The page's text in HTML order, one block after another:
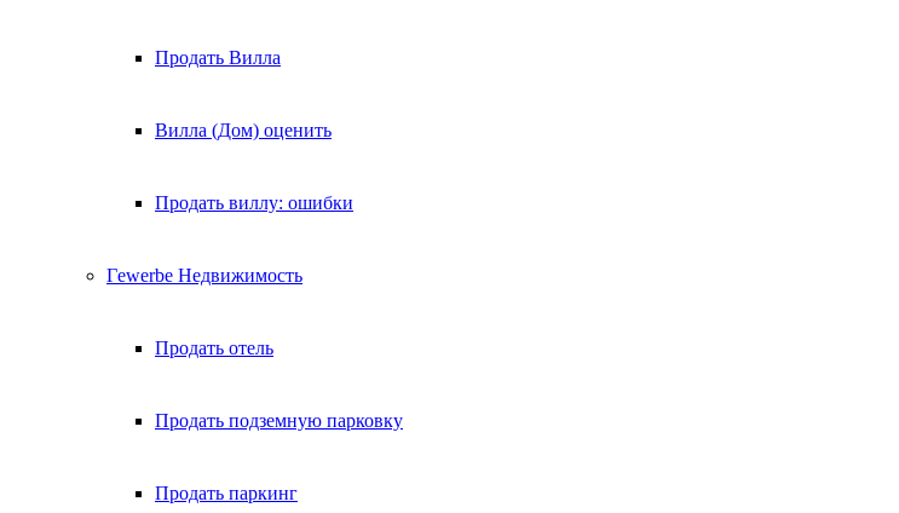
Продать Вилла
Вилла (Дом) оценить
Продать виллу: ошибки
Гewerbe Недвижимость
Продать отель
Продать подземную парковку
Продать паркинг